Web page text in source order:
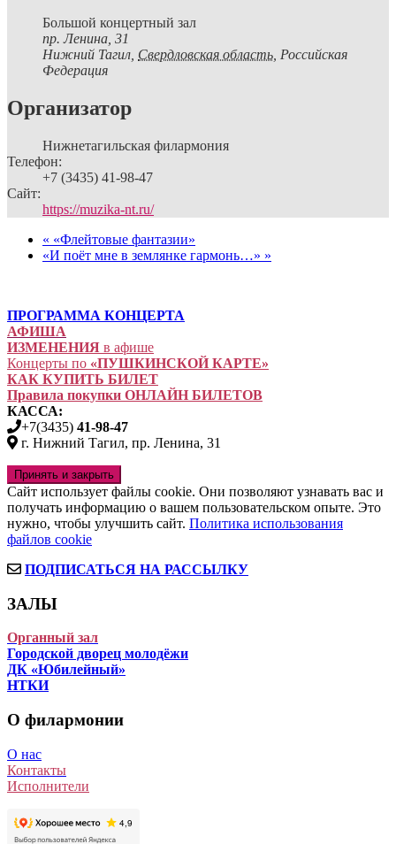
Большой концертный зал
пр. Ленина, 31
Нижний Тагил Свердловская область, Российская
Федерация
Организатор
Нижнетагильская филармония
Телефон:
+7 (3435) 41-98-47
Сайт:
https://muzika-nt.ru/
« «Флейтовые фантазии»
«И поёт мне в землянке гармонь…» »
ПРОГРАММА КОНЦЕРТА
АФИША
ИЗМЕНЕНИЯ в афише
Концерты по «ПУШКИНСКОЙ КАРТЕ»
КАК КУПИТЬ БИЛЕТ
Правила покупки ОНЛАЙН БИЛЕТОВ
КАССА:
+7(3435) 41-98-47
г. Нижний Тагил, пр. Ленина, 31
Сайт использует файлы cookie. Они позволяют узнавать вас и
получать информацию о вашем пользовательском опыте. Это
нужно, чтобы улучшить сайт. Политика использования
файлов cookie
ПОДПИСАТЬСЯ НА РАССЫЛКУ
ЗАЛЫ
Органный зал
Городской дворец молодёжи
ДК «Юбилейный»
НТКИ
О филармонии
О нас
Контакты
Исполнители